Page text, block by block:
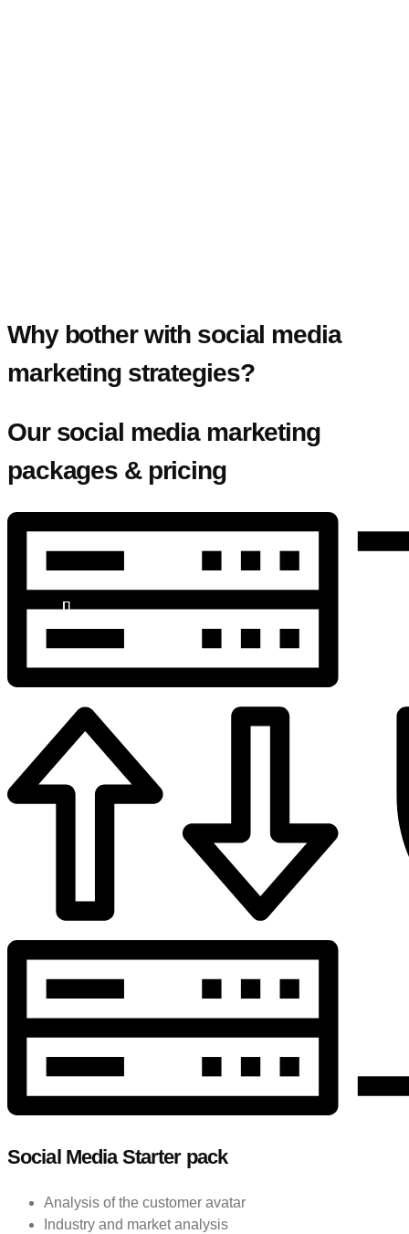
Why bother with social media
marketing strategies?
Our social media marketing
packages & pricing
Social Media Starter pack
Analysis of the customer avatar
Industry and market analysis